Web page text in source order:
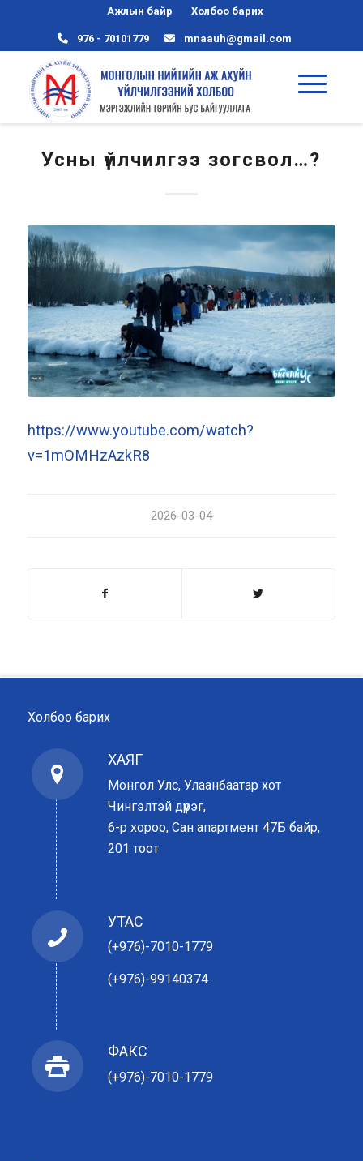
Ажлын байр Холбоо барих
976 - 70101779 mnaauh@gmail.com
Усны үйлчилгээ зогсвол…?
https://www.youtube.com/watch?
v=1mOMHzAzkR8
2026-03-04
Холбоо барих
ХАЯГ
Монгол Улс, Улаанбаатар хот
Чингэлтэй дүүрэг,
6-р хороо, Сан апартмент 47Б байр,
201 тоот
УТАС
(+976)-7010-1779
(+976)-99140374
ФАКС
(+976)-7010-1779